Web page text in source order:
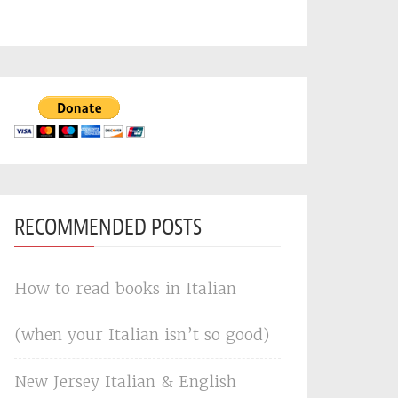
RECOMMENDED POSTS
How to read books in Italian
(when your Italian isn’t so good)
New Jersey Italian & English